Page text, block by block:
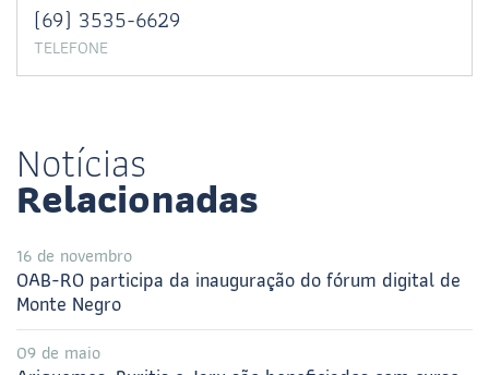
(69) 3535-6629
TELEFONE
Notícias
Relacionadas
16 de novembro
OAB-RO participa da inauguração do fórum digital de
Monte Negro
09 de maio